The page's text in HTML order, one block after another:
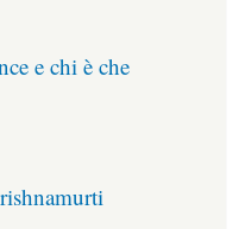
e chi è che